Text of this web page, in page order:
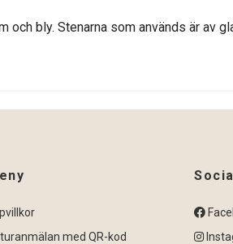
bly. Stenarna som används är av
med QR-kod